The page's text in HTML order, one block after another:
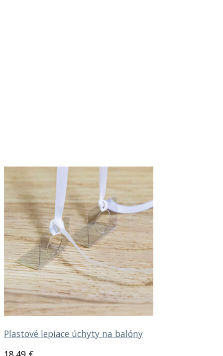
Plastové lepiace úchyty na balóny